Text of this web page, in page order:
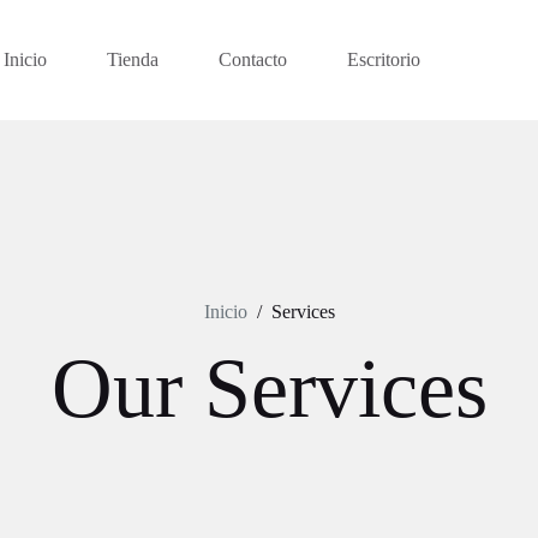
Inicio Tienda Contacto Escritorio
Inicio / Services
Our Services